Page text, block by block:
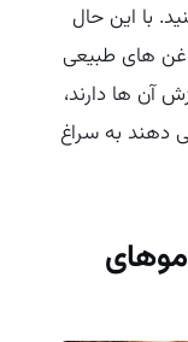
با این حال
های طبیعی
آن ها دارند،
دهند به سراغ